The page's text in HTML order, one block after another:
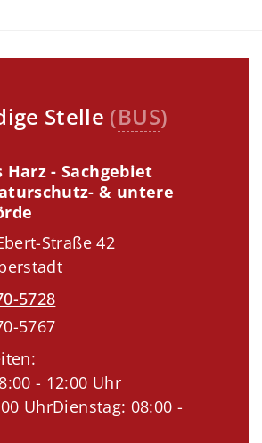
Stelle (BUS)
Harz - Sachgebiet
& untere
Straße 42
5728
5767
- 12:00 Uhr
UhrDienstag: 08:00 -